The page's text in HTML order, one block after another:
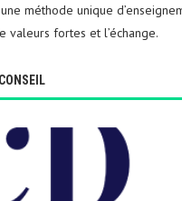
méthode unique
valeurs fortes et l’échange.